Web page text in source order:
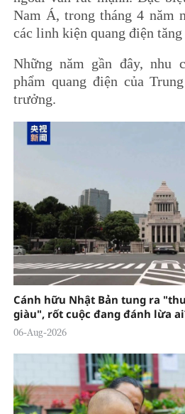
Nam Á, trong tháng 4 năm
các linh kiện quang điện tăng
Những năm gần đây, nhu
phẩm quang điện của
trưởng.
Cánh hữu Nhật Bản tung ra
giàu", rốt cuộc đang đánh lừa
06-Aug-2026